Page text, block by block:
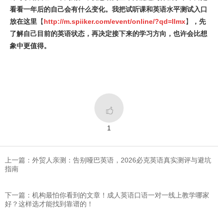
看看一年后的自己会有什么变化。我把试听课和英语水平测试入口
放在这里 【http://m.spiiker.com/event/online/?qd=llmx】
，先
了解自己目前的英语状态，再决定接下来的学习方向，也许会比想
象中更值得。

1
上一篇：外贸人亲测：告别哑巴英语，2026必克英语真实测评与避坑
指南
下一篇：​机构最怕你看到的文章！成人英语口语一对一线上教学哪家
好？这样选才能找到靠谱的！